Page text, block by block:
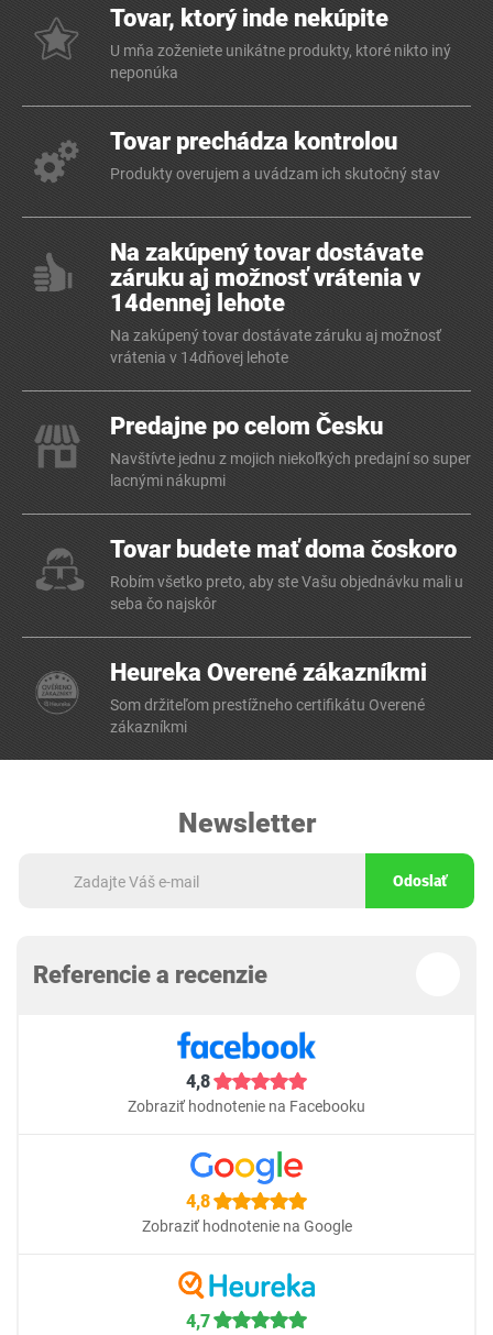
Tovar, ktorý inde nekúpite
U mňa zoženiete unikátne produkty, ktoré nikto iný
neponúka
Tovar prechádza kontrolou
Produkty overujem a uvádzam ich skutočný stav
Na zakúpený tovar dostávate
záruku aj možnosť vrátenia v
14dennej lehote
Na zakúpený tovar dostávate záruku aj možnosť
vrátenia v 14dňovej lehote
Predajne po celom Česku
Navštívte jednu z mojich niekoľkých predajní so super
lacnými nákupmi
Tovar budete mať doma čoskoro
Robím všetko preto, aby ste Vašu objednávku mali u
seba čo najskôr
Heureka Overené zákazníkmi
Som držiteľom prestížneho certifikátu Overené
zákazníkmi
Newsletter
Odoslať
Referencie a recenzie
4,8
Zobraziť hodnotenie na Facebooku
4,8
Zobraziť hodnotenie na Google
4,7